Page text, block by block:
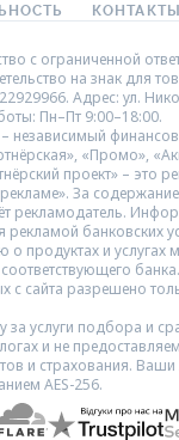
КОНТАКТЫ
с ограниченной
на знак для
Адрес: ул.
Пн–Пт 9:00–18:00.
независимый
«Промо»,
проект» – это
За
рекламодатель.
рекламой банковских
продуктах и услугах
с сайта разрешено
за услуги подбора и
и не
и страхования.
AES-256.